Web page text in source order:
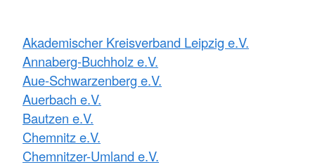
Akademischer Kreisverband Leipzig e.V.
Annaberg-Buchholz e.V.
Aue-Schwarzenberg e.V.
Auerbach e.V.
Bautzen e.V.
Chemnitz e.V.
Chemnitzer-Umland e.V.